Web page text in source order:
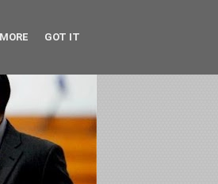
GOT IT